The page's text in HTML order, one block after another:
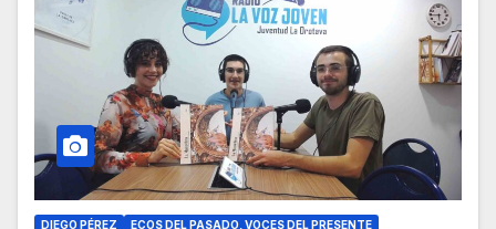
DIEGO PÉREZ ECOS DEL PASADO, VOCES DEL PRESENTE